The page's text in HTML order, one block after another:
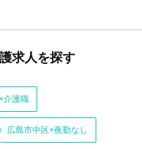
求人を探す
介護職
広島市中区×夜勤なし